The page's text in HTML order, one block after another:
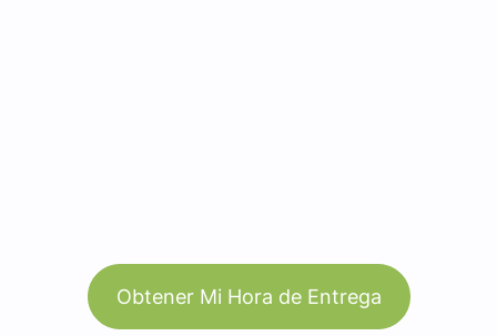
Obtener Mi Hora de Entrega